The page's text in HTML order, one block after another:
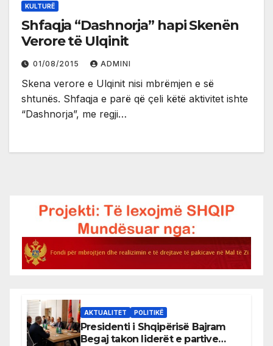
KULTURË
Shfaqja “Dashnorja” hapi Skenën
Verore të Ulqinit
01/08/2015 ADMINI
Skena verore e Ulqinit nisi mbrëmjen e së
shtunës. Shfaqja e parë që çeli këtë aktivitet ishte
“Dashnorja”, me regji…
AKTUALITET POLITIKË
Presidenti i Shqipërisë Bajram
Begaj takon liderët e partive